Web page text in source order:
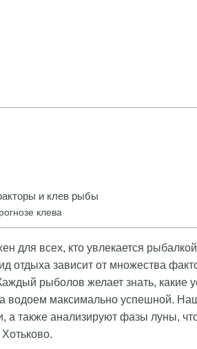
и клев рыбы
клева
для всех, кто увлекается
отдыха зависит от множества
рыболов желает знать,
водоем максимально успешной.
а также анализируют фазы луны,